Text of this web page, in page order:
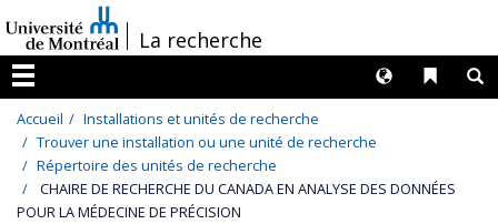
au
contenu
/La recherche
Menu
Liens
Langues
Accueil
Installations et unités de recherche
Trouver une installation ou une unité de recherche
Répertoire des unités de recherche
CHAIRE DE RECHERCHE DU CANADA EN ANALYSE DES DONNÉES
POUR LA MÉDECINE DE PRÉCISION